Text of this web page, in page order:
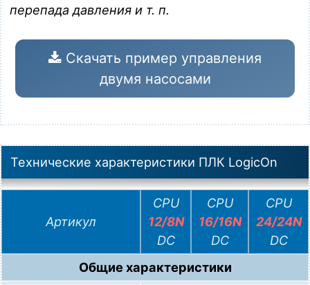
break;
case 10:
      pump1 = 1;
// если время
        state = 20;
        time_start =
GetSysTick();
      }
break;
// пауза после работы 1-го насоса
case 20:
// если время
        state = 30;
перепада давления и т. п.
Скачать пример управления
двумя насосами
Технические характеристики ПЛК LogicOn
Артикул
CPU
12/8N
DC
CPU
16/16N
DC
CPU
24/24N
DC
Общие характеристики